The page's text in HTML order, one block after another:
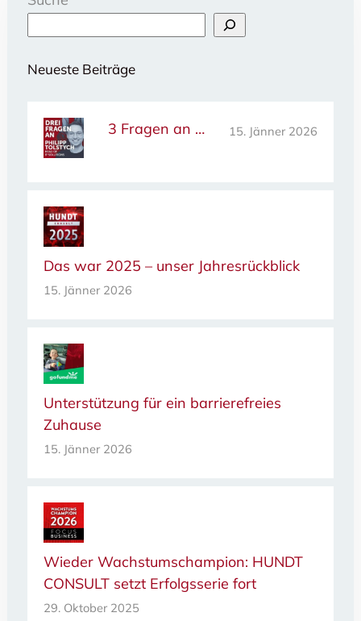
Neueste Beiträge
3 Fragen an … 15. Jänner 2026
Das war 2025 – unser Jahresrückblick
15. Jänner 2026
Unterstützung für ein barrierefreies
Zuhause
15. Jänner 2026
Wieder Wachstumschampion: HUNDT
CONSULT setzt Erfolgsserie fort
29. Oktober 2025